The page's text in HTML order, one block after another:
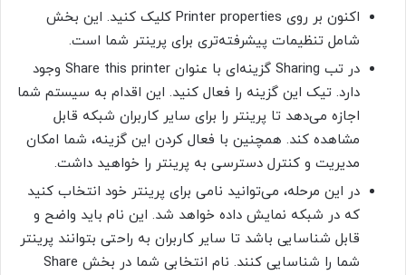
اکنون بر روی Printer properties کلیک کنید. این بخش
شامل تنظیمات پیشرفته‌تری برای پرینتر شما است.
در تب Sharing گزینه‌ای با عنوان Share this printer وجود
دارد. تیک این گزینه را فعال کنید. این اقدام به سیستم شما
اجازه می‌دهد تا پرینتر را برای سایر کاربران شبکه قابل
مشاهده کند. همچنین با فعال کردن این گزینه، شما امکان
مدیریت و کنترل دسترسی به پرینتر را خواهید داشت.
در این مرحله، می‌توانید نامی برای پرینتر خود انتخاب کنید
که در شبکه نمایش داده خواهد شد. این نام باید واضح و
قابل شناسایی باشد تا سایر کاربران به راحتی بتوانند پرینتر
شما را شناسایی کنند. نام انتخابی شما در بخش Share